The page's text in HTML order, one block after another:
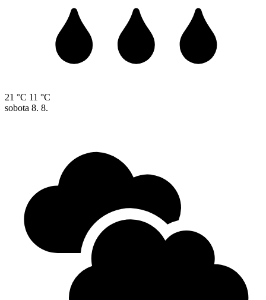
21 °C 11 °C
sobota 8. 8.